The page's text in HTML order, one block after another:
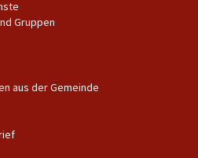
Gruppen
aus der Gemeinde